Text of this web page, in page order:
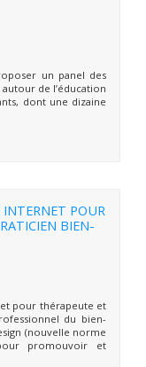
un panel des
de l’éducation
dont une dizaine
POUR
BIEN-
pour thérapeute et
du bien-
(nouvelle norme
promouvoir et